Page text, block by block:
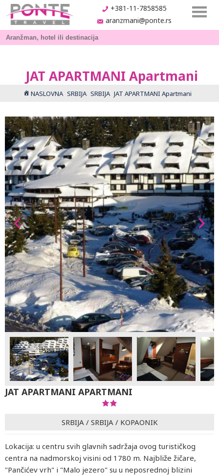
+381-11-7858585
aranzmani@ponte.rs
JAT APARTMANI Apartmani
NASLOVNA SRBIJA SRBIJA JAT APARTMANI Apartmani
JAT APARTMANI APARTMANI
SRBIJA / SRBIJA / KOPAONIK
Lokacija: u centru svih glavnih sadržaja ovog turističkog
centra na nadmorskoj visini od 1780 m. Najbliže žičare,
"Pančićev vrh" i "Malo jezero" su u neposrednoj blizini